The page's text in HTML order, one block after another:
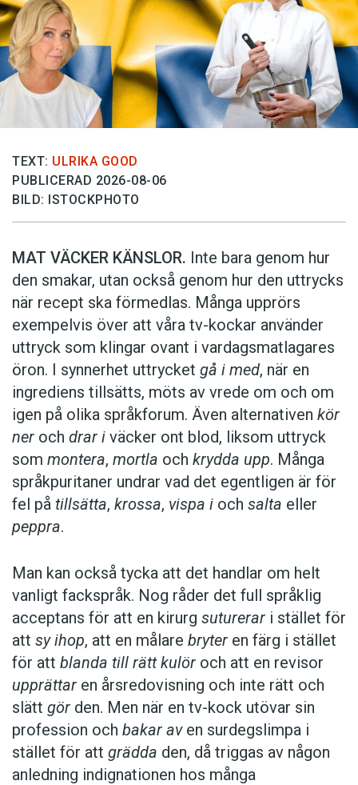
TEXT: ULRIKA GOOD
PUBLICERAD 2026-08-06
BILD: ISTOCKPHOTO
MAT VÄCKER KÄNSLOR. Inte bara genom hur
den smakar, utan också genom hur den uttrycks
när recept ska förmedlas. Många upprörs
exempelvis över att våra tv-kockar använder
uttryck som klingar ovant i vardagsmatlagares
öron. I synnerhet uttrycket gå i med, när en
ingrediens tillsätts, möts av vrede om och om
igen på olika språkforum. Även alternativen kör
ner och drar i väcker ont blod, liksom uttryck
som montera, mortla och krydda upp. Många
språkpuritaner undrar vad det egentligen är för
fel på tillsätta, krossa, vispa i och salta eller
peppra.
Man kan också tycka att det handlar om helt
vanligt fackspråk. Nog råder det full språklig
acceptans för att en kirurg suturerar i stället för
att sy ihop, att en målare bryter en färg i stället
för att blanda till rätt kulör och att en revisor
upprättar en årsredovisning och inte rätt och
slätt gör den. Men när en tv-kock utövar sin
profession och bakar aven surdegslimpa i
stället för att grädda den, då triggas av någon
anledning indignationen hos många